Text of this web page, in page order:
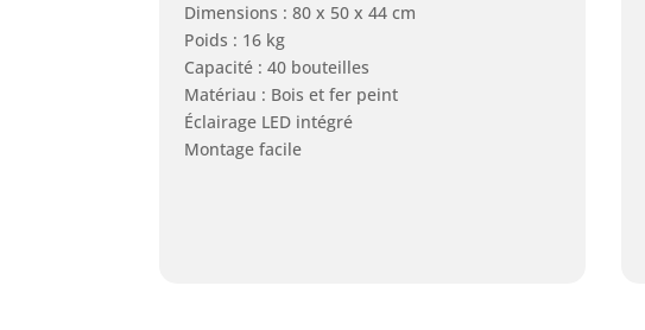
Dimensions : 80 x 50 x 44 cm
Poids : 16 kg
Capacité : 40 bouteilles
Matériau : Bois et fer peint
Éclairage LED intégré
Montage facile